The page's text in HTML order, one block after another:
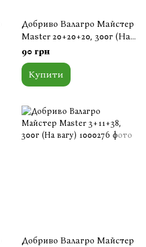
Добриво Валагро Майстер
Master 20+20+20, 300г (На
вагу)
90 грн
Купити
Добриво Валагро Майстер